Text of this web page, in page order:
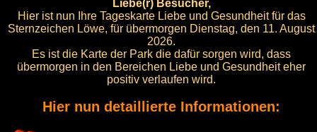
Liebe(r) Besucher,
Hier ist nun Ihre Tageskarte Liebe und Gesundheit für das
Sternzeichen Löwe, für übermorgen Dienstag, den 11. August
2026.
Es ist die Karte der Park die dafür sorgen wird, dass
übermorgen in den Bereichen Liebe und Gesundheit eher
positiv verlaufen wird.
Hier nun detaillierte Informationen: